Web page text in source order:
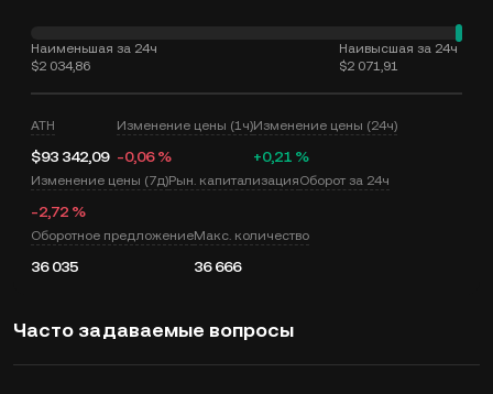
Наименьшая за 24ч
$2 034,86
Наивысшая за 24ч
$2 071,91
ATH
$93 342,09
Изменение цены (1ч)
-0,06 %
Изменение цены (24ч)
+0,21 %
Изменение цены (7д)
-2,72 %
Рын. капитализацияОборот за 24ч
Оборотное предложение
36 035
Макс. количество
36 666
Часто задаваемые вопросы